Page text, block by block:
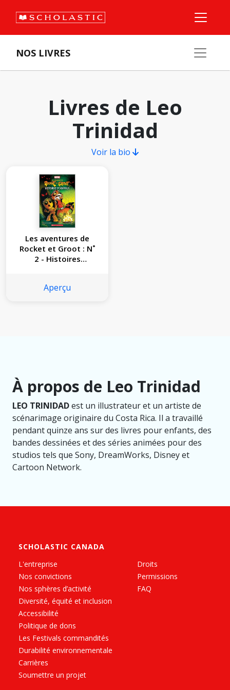
NOS LIVRES
Livres de Leo
Trinidad
Voir la bio
Les aventures de
Rocket et Groot : N˚
2 - Histoires
Aperçu
À propos de Leo Trinidad
LEO TRINIDADest un illustrateur et un artiste de
scénarimage originaire du Costa Rica. Il a travaillé
pendant quinze ans sur des livres pour enfants, des
bandes dessinées et des séries animées pour des
studios tels que Sony, DreamWorks, Disney et
Cartoon Network.
SCHOLASTIC CANADA
L'entreprise
Nos convictions
Nos sphères d’activité
Diversité, équité et inclusion
Accessibilité
Politique de dons
Les Festivals commandités
Durabilité environnementale
Carrières
Soumettre un projet
Droits
Permissions
FAQ